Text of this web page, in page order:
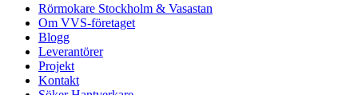
Rörmokare Stockholm & Vasastan
Om VVS-företaget
Blogg
Leverantörer
Projekt
Kontakt